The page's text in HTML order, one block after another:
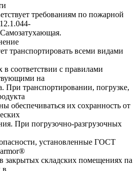
требованиям по пожарной
транспортировать всеми видами
в соответствии с правилами
на
При транспортировании, погрузке,
обеспечиваться их сохранность от
При погрузочно-разгрузочных
установленные ГОСТ
закрытых складских помещениях па
в